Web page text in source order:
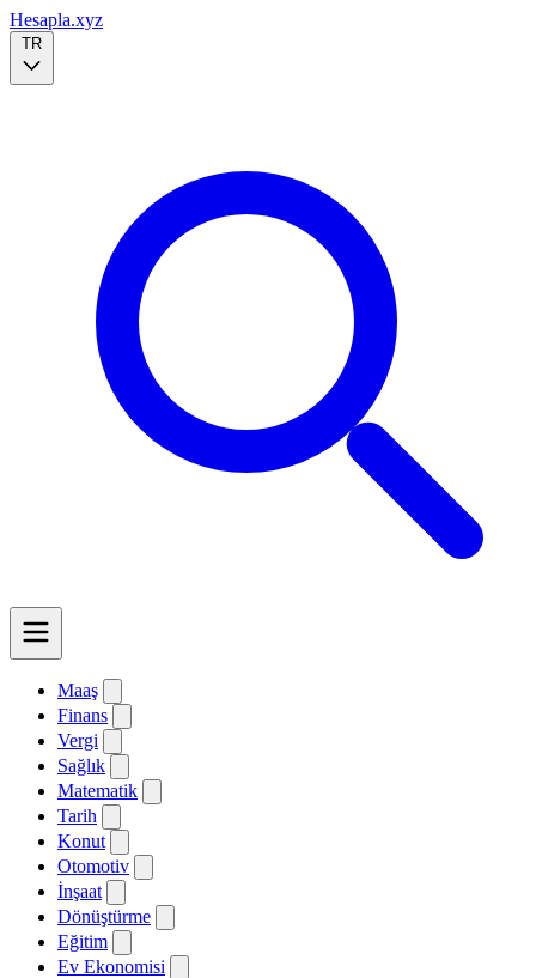
Hesapla.xyz
TR
Maaş
Finans
Vergi
Sağlık
Matematik
Tarih
Konut
Otomotiv
İnşaat
Dönüştürme
Eğitim
Ev Ekonomisi